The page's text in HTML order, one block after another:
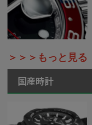
＞＞＞もっと見る
国産時計